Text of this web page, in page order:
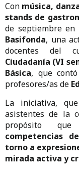
Con música,
stands de
de septiembre
Basifonda, una
docentes del
Ciudadanía (VI
Básica, que
profesores/as de
La iniciativa,
asistentes de la
propósito
competencias
torno a
mirada activa y